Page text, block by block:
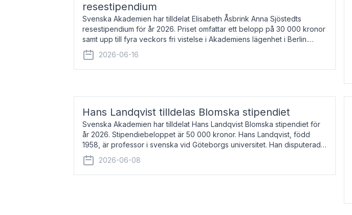
resestipendium
Svenska Akademien har tilldelat Elisabeth Åsbrink Anna Sjöstedts
resestipendium för år 2026. Priset omfattar ett belopp på 30 000 kronor
samt upp till fyra veckors fri vistelse i Akademiens lägenhet i Berlin.
Elisabeth Åsbrink, född 1965 oc
2026-06-16
Hans Landqvist tilldelas Blomska stipendiet
Svenska Akademien har tilldelat Hans Landqvist Blomska stipendiet för
år 2026. Stipendiebeloppet är 50 000 kronor. Hans Landqvist, född
1958, är professor i svenska vid Göteborgs universitet. Han disputerade
år 2000 på avhandlingen Författn
2026-06-08